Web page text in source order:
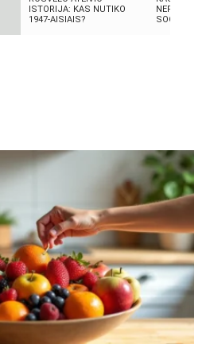
ISTORIJA: KAS NUTIKO
1947-AISIAIS?
SOCIALINIS